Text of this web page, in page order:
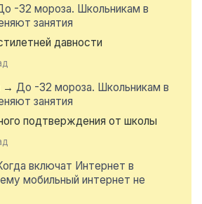
-32 мороза. Школьникам в
занятия
давности
→ До -32 мороза. Школьникам в
занятия
подтверждения от школы
включат Интернет в
мобильный интернет не